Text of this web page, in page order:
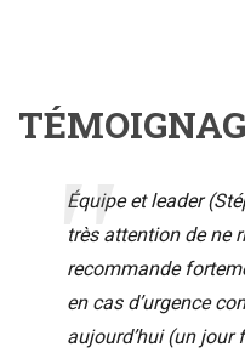
Équipe et leader
très attention de ne
recommande
en cas d’urgence
aujourd’hui (un jour